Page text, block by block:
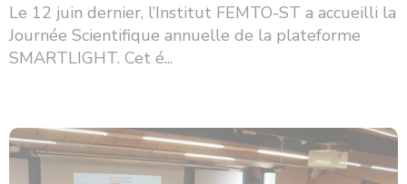
Le 12 juin dernier, l’Institut FEMTO-ST a accueilli la
Journée Scientifique annuelle de la plateforme
SMARTLIGHT. Cet é...